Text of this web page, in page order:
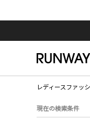
レディースファッ
現在の検索条件